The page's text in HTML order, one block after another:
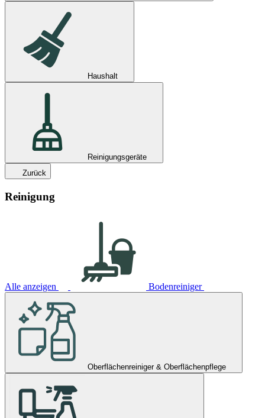
Haushalt
Reinigungsgeräte
Zurück
Reinigung
Alle anzeigen Bodenreiniger
Oberflächenreiniger & Oberflächenpflege